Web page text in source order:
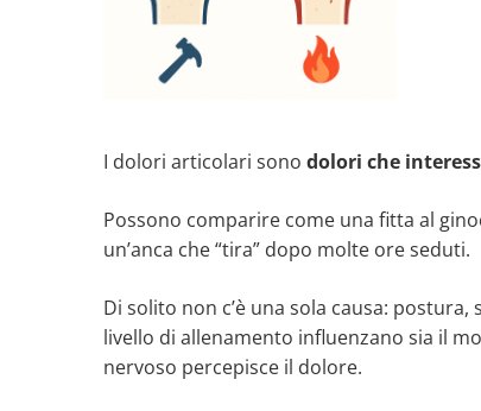
I dolori articolari sono dolori che
Possono comparire come una fitta al
un’anca che “tira” dopo molte ore seduti.
Di solito non c’è una sola causa:
livello di allenamento influenzano sia il
nervoso percepisce il dolore.